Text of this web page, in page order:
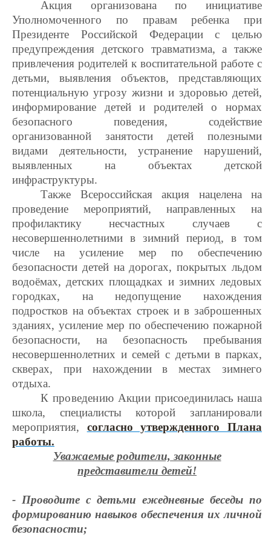
Акция организована по инициативе
Уполномоченного по правам ребенка при
Президенте Российской Федерации с целью
предупреждения детского травматизма, а также
привлечения родителей к воспитательной работе с
детьми, выявления объектов, представляющих
потенциальную угрозу жизни и здоровью детей,
информирование детей и родителей о нормах
безопасного поведения, содействие
организованной занятости детей полезными
видами деятельности, устранение нарушений,
выявленных на объектах детской
инфраструктуры.
Также Всероссийская акция нацелена на
проведение мероприятий, направленных на
профилактику несчастных случаев с
несовершеннолетними в зимний период, в том
числе на усиление мер по обеспечению
безопасности детей на дорогах, покрытых льдом
водоёмах, детских площадках и зимних ледовых
городках, на недопущение нахождения
подростков на объектах строек и в заброшенных
зданиях, усиление мер по обеспечению пожарной
безопасности, на безопасность пребывания
несовершеннолетних и семей с детьми в парках,
скверах, при нахождении в местах зимнего
отдыха.
К проведению Акции присоединилась наша
школа, специалисты которой запланировали
мероприятия, согласно утвержденного Плана
работы.
Уважаемые родители, законные
представители детей!
- Проводите с детьми ежедневные беседы по
формированию навыков обеспечения их личной
безопасности;